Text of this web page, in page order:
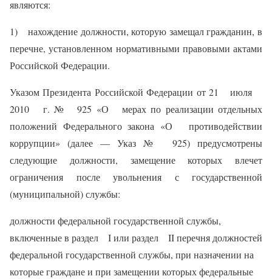
являются:
1) нахождение должности, которую замещал гражданин, в
перечне, установленном нормативными правовыми актами
Российской Федерации.
Указом Президента Российской Федерации от 21 июля
2010 г. № 925 «О мерах по реализации отдельных
положений Федерального закона «О противодействии
коррупции» (далее — Указ № 925) предусмотрены
следующие должности, замещение которых влечет
ограничения после увольнения с государственной
(муниципальной) службы:
должности федеральной государственной службы,
включенные в раздел I или раздел II перечня должностей
федеральной государственной службы, при назначении на
которые граждане и при замещении которых федеральные